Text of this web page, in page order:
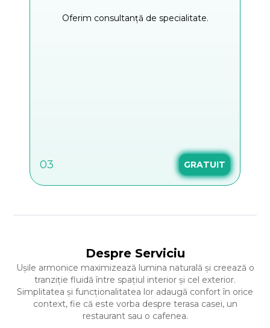
Oferim consultanță de specialitate.
03 GRATUIT
Despre Serviciu
Ușile armonice maximizează lumina naturală și creează o
tranziție fluidă între spațiul interior și cel exterior.
Simplitatea și funcționalitatea lor adaugă confort în orice
context, fie că este vorba despre terasa casei, un
restaurant sau o cafenea.